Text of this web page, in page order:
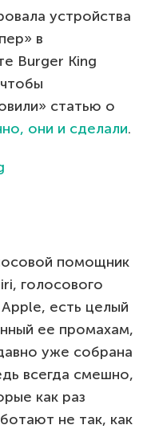
устройства
в
Burger King
статью о
они и сделали.
помощник
голосового
есть целый
ее промахам,
уже собрана
всегда смешно,
как раз
не так, как